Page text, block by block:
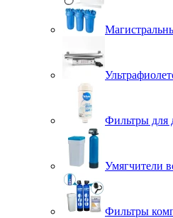
Фильтры для
Умягчители
Фильтры